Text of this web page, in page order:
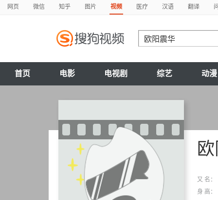
网页 微信 知乎 图片 视频 医疗 汉语 翻译
首页 电影 电视剧 综艺 动漫
又 名：
身 高：